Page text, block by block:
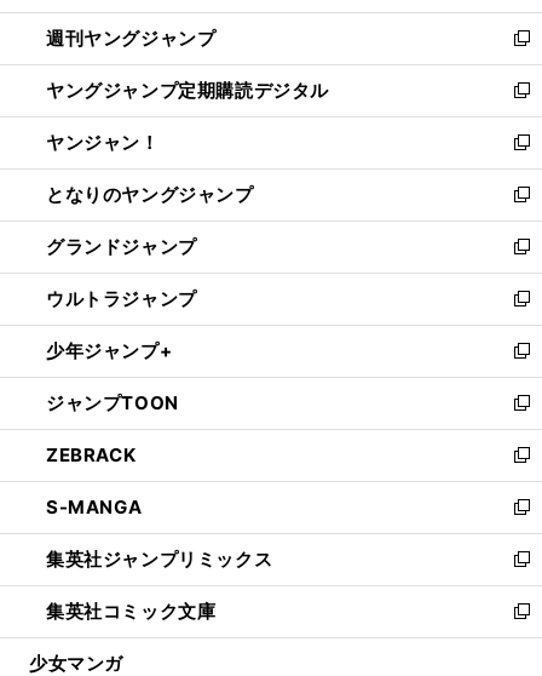
開
く
ウ
で
開
く
ン
ド
ウ
で
開
く
ウ
ィ
ン
ド
ウ
で
開
く
週刊ヤングジャンプ
新
し
い
ウ
ィ
ン
ド
ウ
で
開
く
ヤングジャンプ定期購読デジタル
新
し
い
ウ
ィ
ン
ド
ウ
で
開
く
ヤンジャン！
新
し
い
ウ
ィ
ン
ド
ウ
で
開
く
となりのヤングジャンプ
新
し
い
ウ
ィ
ン
ド
ウ
で
開
く
グランドジャンプ
新
し
い
ウ
ィ
ン
ド
ウ
で
開
く
ウルトラジャンプ
新
し
い
ウ
ィ
ン
ド
ウ
で
開
く
少年ジャンプ+
新
し
い
ウ
ィ
ン
ド
ウ
で
開
く
ジャンプTOON
新
し
い
ウ
ィ
ン
ド
ウ
で
開
ZEBRACK
新
し
い
ウ
ィ
ン
ド
ウ
S-MANGA
新
し
い
ウ
ィ
ン
集英社ジャンプリミックス
新
し
い
ウ
集英社コミック文庫
新
し
少女マンガ